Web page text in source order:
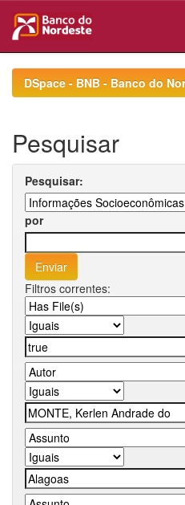
navigationDSpace - BNB - Banco do
Pesquisar
Pesquisar:
por
Filtros correntes: